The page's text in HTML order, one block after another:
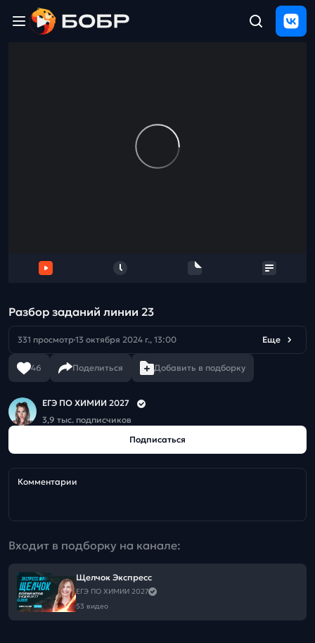
Разбор заданий линии 23
331 просмотр13 октября 2024 г., 13:00 Еще
46 Поделиться Добавить в подборку
ЕГЭ ПО ХИМИИ 2027
3,9 тыс. подписчиков
Подписаться
Комментарии
Входит в подборку на канале:
Щелчок Экспресс
ЕГЭ ПО ХИМИИ 2027
53 видео